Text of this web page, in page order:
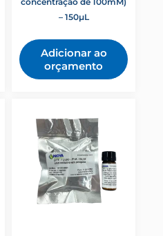
– 150µL
Adicionar ao
orçamento